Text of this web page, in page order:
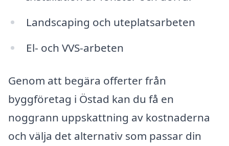
Landscaping och uteplatsarbeten
El- och VVS-arbeten
Genom att begära offerter från
byggföretag i Östad kan du få en
noggrann uppskattning av kostnaderna
och välja det alternativ som passar din